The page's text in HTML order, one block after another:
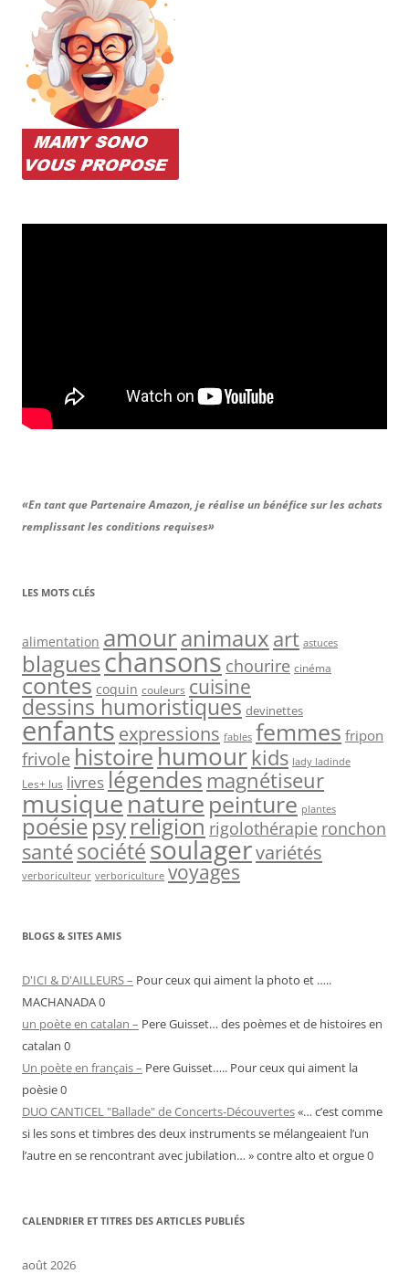
«En tant que Partenaire Amazon, je réalise un bénéfice sur les achats
remplissant les conditions requises»
LES MOTS CLÉS
alimentation amouranimaux art astuces
blagueschansons chourire cinéma
contes coquin couleurs cuisine
dessins humoristiques devinettes
enfantsexpressions fables femmes fripon
frivole histoirehumour kids lady ladinde
Les+ lus livreslégendes magnétiseur
musiquenature peinture plantes
poésiepsyreligion rigolothérapie ronchon
santésociétésoulagervariétés
verboriculteur verboriculture voyages
BLOGS & SITES AMIS
D'ICI & D'AILLEURS – Pour ceux qui aiment la photo et …..
MACHANADA 0
un poète en catalan – Pere Guisset… des poèmes et de histoires en
catalan 0
Un poète en français – Pere Guisset….. Pour ceux qui aiment la
poèsie 0
DUO CANTICEL "Ballade" de Concerts-Découvertes«… c’est comme
si les sons et timbres des deux instruments se mélangeaient l’un
l’autre en se rencontrant avec jubilation… » contre alto et orgue 0
CALENDRIER ET TITRES DES ARTICLES PUBLIÉS
août 2026